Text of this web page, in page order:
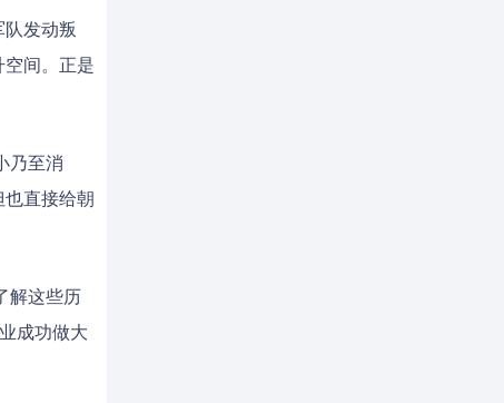
发动叛
间。正是
乃至消
直接给朝
解这些历
成功做大